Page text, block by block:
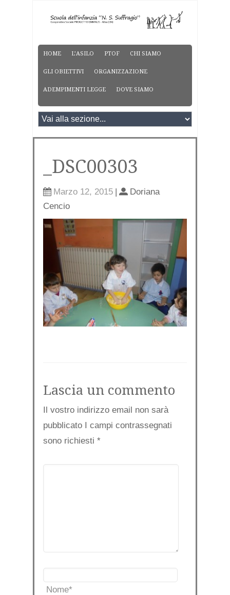
HOME L’ASILO PTOF CHI SIAMO
GLI OBIETTIVI ORGANIZZAZIONE
ADEMPIMENTI LEGGE DOVE SIAMO
_DSC00303
Marzo 12, 2015 |
Doriana
Cencio
Lascia un commento
Il vostro indirizzo email non sarà
pubblicato I campi contrassegnati
sono richiesti *
Nome*